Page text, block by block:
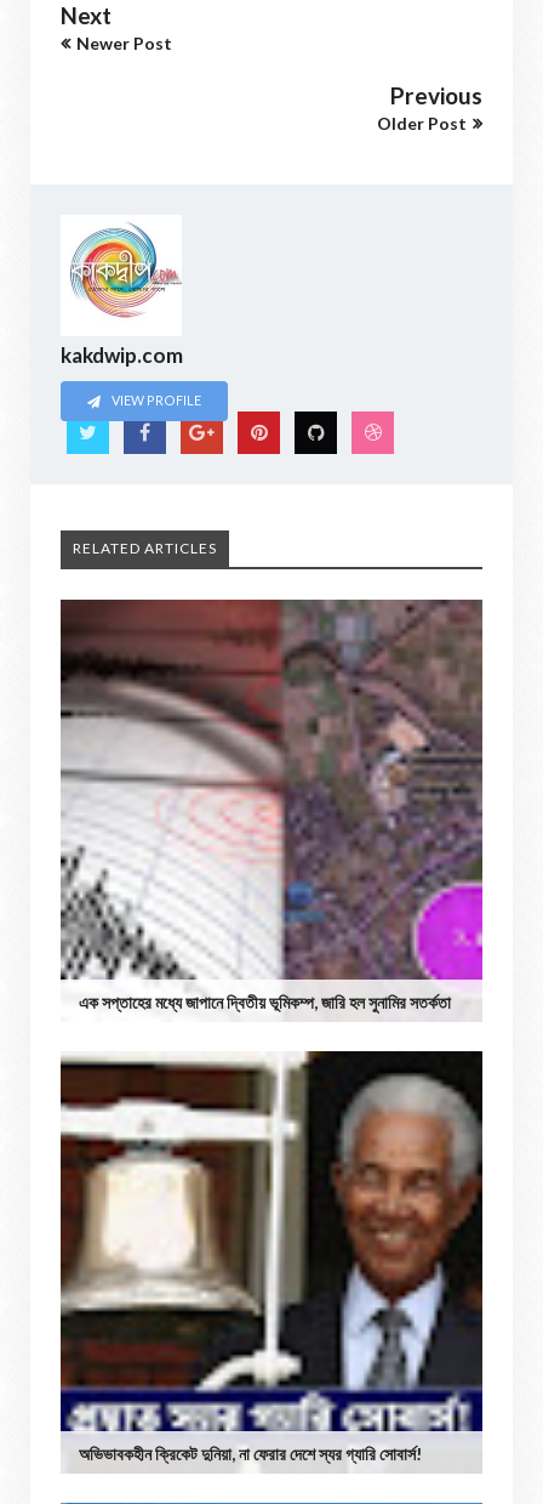
Next
Newer Post
Previous
Older Post
kakdwip.com
VIEW PROFILE
RELATED ARTICLES
এক সপ্তাহের মধ্যে জাপানে দ্বিতীয় ভূমিকম্প, জারি হল সুনামির সতর্কতা
অভিভাবকহীন ক্রিকেট দুনিয়া, না ফেরার দেশে স্যর গ্যারি সোবার্স!